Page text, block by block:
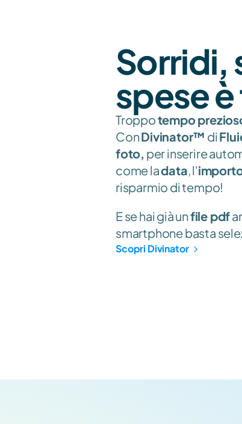
Sorridi,
spese
Troppo tempo
Con Divinator™ di
foto, per inserire
come la data, l'
risparmio di tempo!
E se hai già un file pdf
smartphone basta
Scopri Divinator